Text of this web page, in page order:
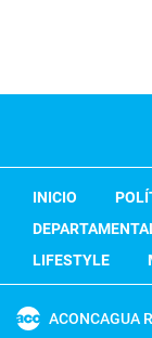
INICIO
LIFESTYLE
ACONCAGUA